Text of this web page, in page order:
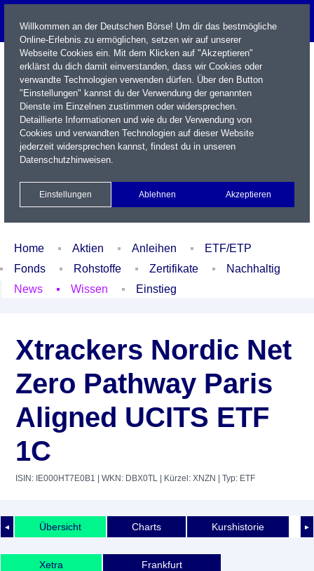
Name / WKN / ISIN / Kürzel
Xetra Realtime
Watchlist Portfolio Login
Home Aktien Anleihen
ETF/ETP
Fonds
Rohstoffe Zertifikate
Nachhaltig
News
Wissen Einstieg
Xtrackers Nordic Net
Zero Pathway Paris
Aligned UCITS ETF
1C
ISIN: IE000HT7E0B1 | WKN: DBX0TL | Kürzel: XNZN | Typ: ETF
◄ ►
Übersicht Charts Kurshistorie
Xetra Frankfurt
Willkommen an der Deutschen Börse! Um dir das bestmögliche
Online-Erlebnis zu ermöglichen, setzen wir auf unserer
Webseite Cookies ein. Mit dem Klicken auf "Akzeptieren"
erklärst du dich damit einverstanden, dass wir Cookies oder
verwandte Technologien verwenden dürfen. Über den Button
"Einstellungen" kannst du der Verwendung der genannten
Dienste im Einzelnen zustimmen oder widersprechen.
Detaillierte Informationen und wie du der Verwendung von
Cookies und verwandten Technologien auf dieser Website
jederzeit widersprechen kannst, findest du in unseren
Datenschutzhinweisen.
Einstellungen Ablehnen Akzeptieren